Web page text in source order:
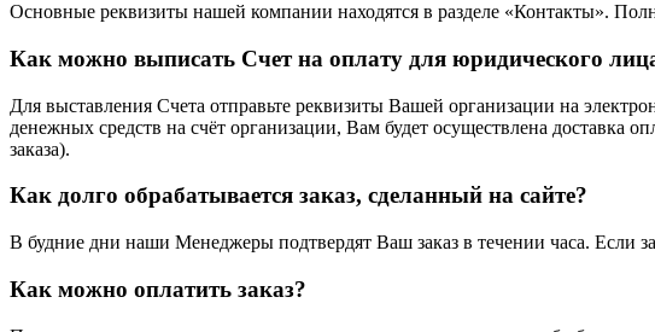
Основные реквизиты нашей компании находятся в разделе «Контакты».
Как можно выписать Счет на оплату для юридического
Для выставления Счета отправьте реквизиты Вашей организации на
денежных средств на счёт организации, Вам будет осуществлена доставка
заказа).
Как долго обрабатывается заказ, сделанный на сайте?
В будние дни наши Менеджеры подтвердят Ваш заказ в течении часа. Если
Как можно оплатить заказ?